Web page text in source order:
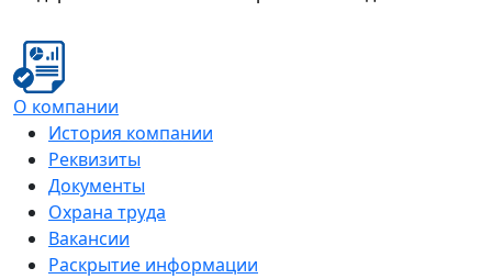
О компании
История компании
Реквизиты
Документы
Охрана труда
Вакансии
Раскрытие информации